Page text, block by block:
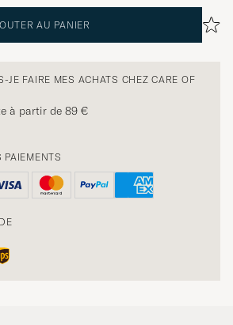
AU PANIER
JE FAIRE MES ACHATS CHEZ CARE OF
à partir de 89 €
PAIEMENTS